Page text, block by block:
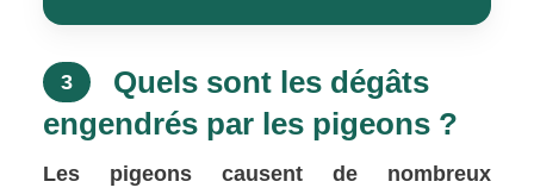
3
Quels sont les dégâts
engendrés par les pigeons ?
Les pigeons causent de nombreux